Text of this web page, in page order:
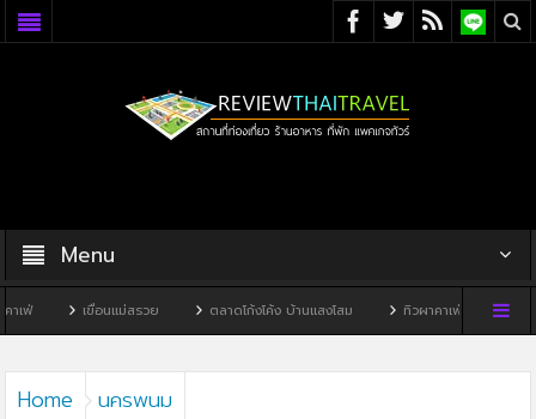
Menu
อนแม่สรวย ตลาดโก้งโค้ง บ้านแสงโสม ทิวผาคาเฟ่ บ้านพิพิธภัณฑ์ไทดำ
Home นครพนม